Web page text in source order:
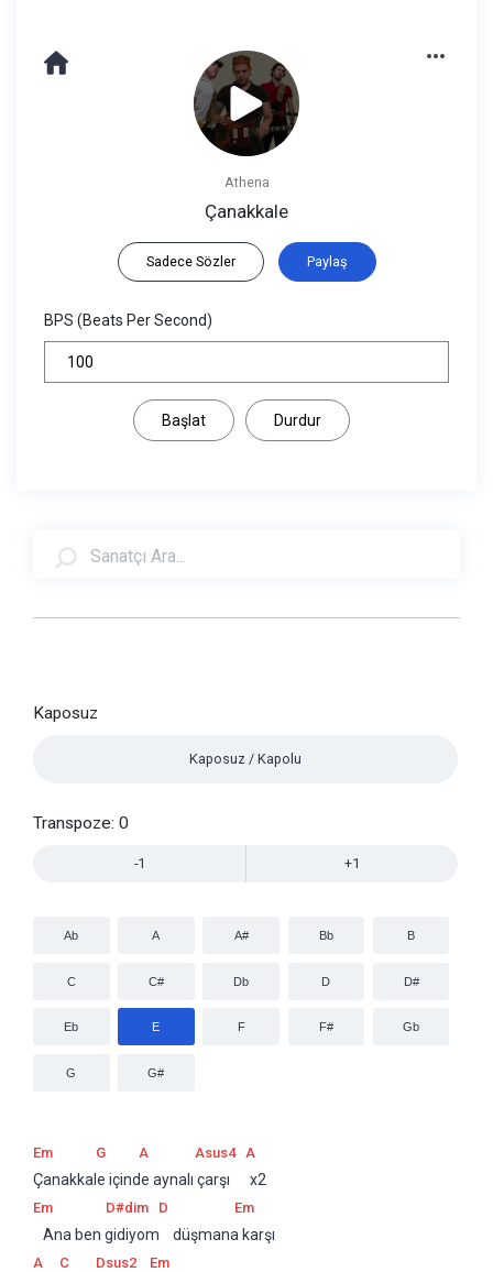
Athena
Çanakkale
Sadece Sözler Paylaş
BPS (Beats Per Second)
Başlat Durdur
Kaposuz
Kaposuz / Kapolu
Transpoze: 0
+1
-1
Ab A A# Bb B
C C# Db D D#
Eb E F F# Gb
G G#
Em G A Asus4 A
Çanakkale içinde aynalı çarşı      x2
Em D#dim D Em
   Ana ben gidiyom    düşmana karşı
A C Dsus2 Em